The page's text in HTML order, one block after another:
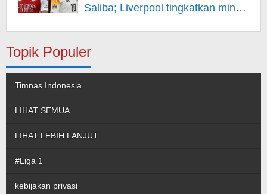
Saliba; Liverpool tingkatkan minat
Topik Populer
Timnas Indonesia
LIHAT SEMUA
LIHAT LEBIH LANJUT
#Liga 1
kebijakan privasi